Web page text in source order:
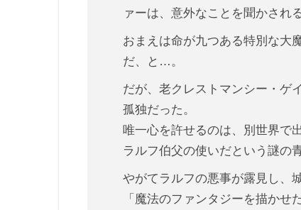
ァーは、意外なことを聞かされる
おまえは命が九つある特別な大
だ、と…。
だが、老クレストマンシー・ゲ
孤独だった。
唯一心を許せるのは、別世界で
ラルフ伯父の使いだという謎の
やがてラルフの悪事が露見し、
「魔法のファンタジーを描か